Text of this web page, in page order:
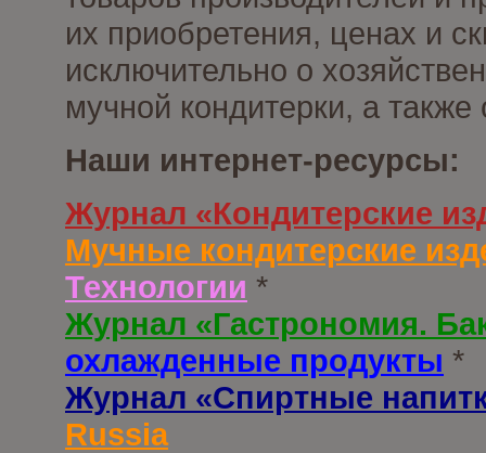
их приобретения, ценах и
исключительно о
мучной кондитерки, а
Наши интернет-ресурсы:
Журнал «Кондитерские
Мучные кондитерские
Технологии *
Журнал «Гастрономия.
охлажденные продукты *
Журнал «Спиртные
Russia